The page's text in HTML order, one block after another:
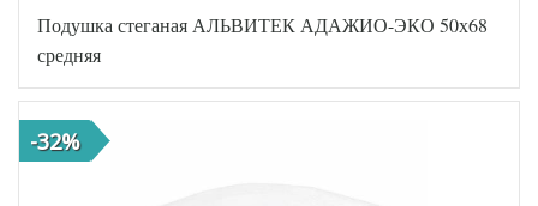
Артикул
AL46070480
Плотность
Размер
подушки
50х68
Наполнитель
Подушка стеганая АЛЬВИТЕК АДАЖИО-ЭКО 50х68
средняя
-32%